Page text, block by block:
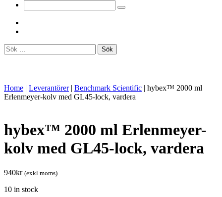
Sök
efter:
Home | Leverantörer | Benchmark Scientific | hybex™ 2000 ml
Erlenmeyer-kolv med GL45-lock, vardera
hybex™ 2000 ml Erlenmeyer-
kolv med GL45-lock, vardera
940kr (exkl.moms)
10 in stock